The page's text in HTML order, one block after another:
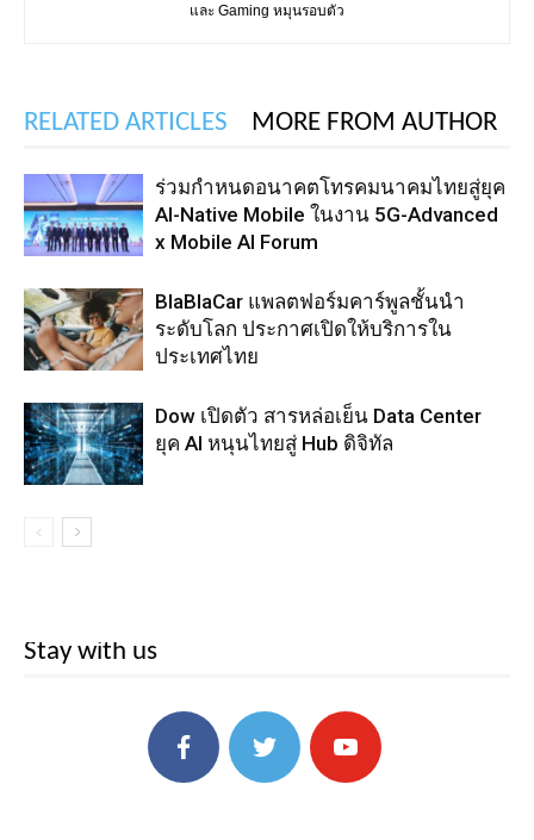
และ Gaming หมุนรอบตัว
RELATED ARTICLES MORE FROM AUTHOR
ร่วมกำหนดอนาคตโทรคมนาคมไทยสู่ยุค
AI-Native Mobile ในงาน 5G-Advanced
x Mobile AI Forum
BlaBlaCar แพลตฟอร์มคาร์พูลชั้นนำ
ระดับโลก ประกาศเปิดให้บริการใน
ประเทศไทย
Dow เปิดตัว สารหล่อเย็น Data Center
ยุค AI หนุนไทยสู่ Hub ดิจิทัล
Stay with us